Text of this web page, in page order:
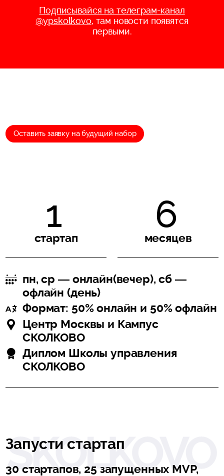
Подписывайся на телеграм-канал
@ypskolkovo, там новости появятся
первыми.
Оставить заявку на будущий набор
1
стартап
6
месяцев
пн, ср — онлайн(вечер), сб —
офлайн (день)
Формат: 50% онлайн и 50% офлайн
Центр Москвы и Кампус
СКОЛКОВО
Диплом Школы управления
СКОЛКОВО
Запусти стартап
30 стартапов, 25 запущенных MVP,